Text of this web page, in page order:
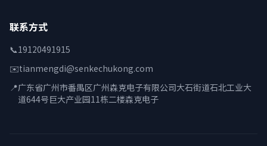
联系方式
📞19120491915
✉️tianmengdi@senkechukong.com
📍广东省广州市番禺区广州森克电子有限公司大石街道石北工业大
道644号巨大产业园11栋二楼森克电子